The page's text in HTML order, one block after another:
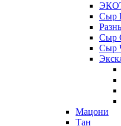
Сыр
Сыр
Сыр
Мацони
Тан